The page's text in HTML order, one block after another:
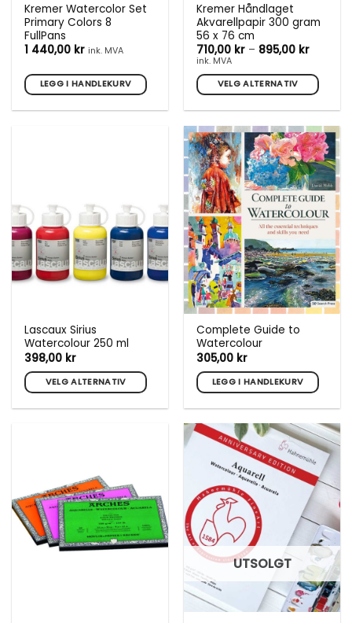
Kremer Watercolor Set
Primary Colors 8
FullPans
1 440,00 kr ink. MVA
LEGG I HANDLEKURV
Kremer Håndlaget
Akvarellpapir 300 gram
56 x 76 cm
710,00 kr – 895,00 kr
895,00
ink. MVA
VELG ALTERNATIV
har
flere
varianter.
Alternativene
kan
velges
på
produktsiden
Lascaux Sirius
Watercolour 250 ml
398,00 kr
VELG ALTERNATIV
Alternativene
kan
velges
på
produktsiden
Complete Guide to
Watercolour
305,00 kr
LEGG I HANDLEKURV
UTSOLGT